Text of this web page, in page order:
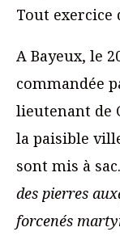
Tout
A Bayeux, le
commandée
lieutenant de
la paisible
sont mis à
des pierres
forcenés